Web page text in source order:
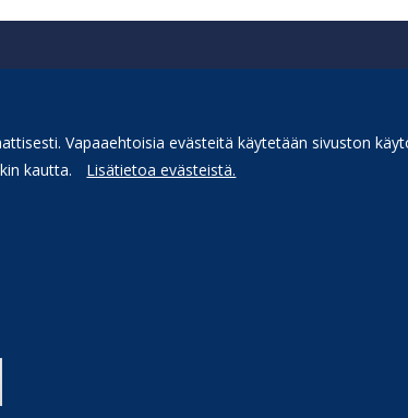
Vapaaehtoisia evästeitä käytetään sivuston
kautta.
Lisätietoa evästeistä.